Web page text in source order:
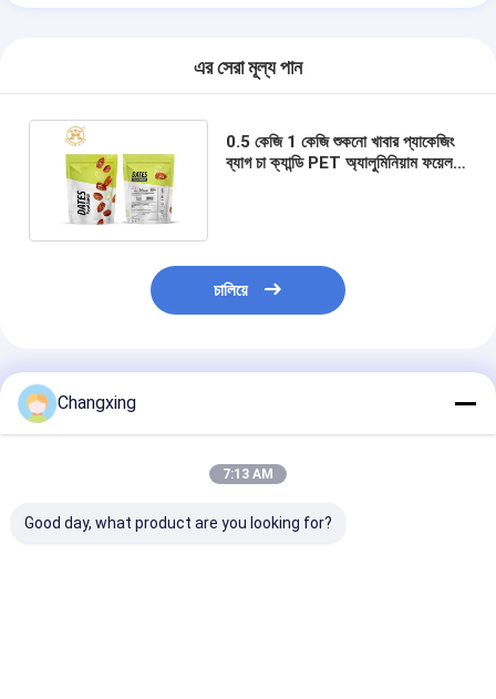
এর সেরা মূল্য পান
0.5 কেজি 1 কেজি শুকনো খাবার প্যাকেজিং
ব্যাগ চা ক্যান্ডি PET অ্যালুমিনিয়াম ফয়েল
চালিয়ে
প্রস্তাবিত পণ্য
Changxing
7:13 AM
Good day, what product are you looking for?